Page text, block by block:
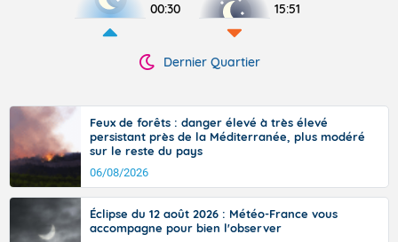
00:30 15:51
Dernier Quartier
Feux de forêts : danger élevé à très élevé
persistant près de la Méditerranée, plus modéré
sur le reste du pays
06/08/2026
Éclipse du 12 août 2026 : Météo-France vous
accompagne pour bien l'observer